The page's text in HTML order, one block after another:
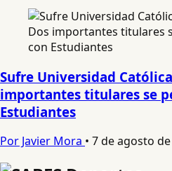
Sufre Universidad
importantes titulares se
Estudiantes
Por Javier Mora • 7 de agosto